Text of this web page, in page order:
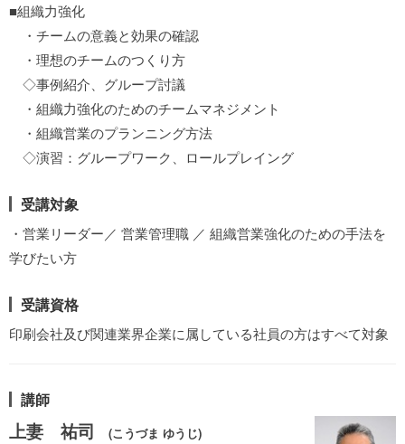
■組織力強化
・チームの意義と効果の確認
・理想のチームのつくり方
◇事例紹介、グループ討議
・組織力強化のためのチームマネジメント
・組織営業のプランニング方法
◇演習：グループワーク、ロールプレイング
受講対象
・営業リーダー／ 営業管理職 ／ 組織営業強化のための手法を
学びたい方
受講資格
印刷会社及び関連業界企業に属している社員の方はすべて対象
講師
上妻 祐司 (こうづま ゆうじ)